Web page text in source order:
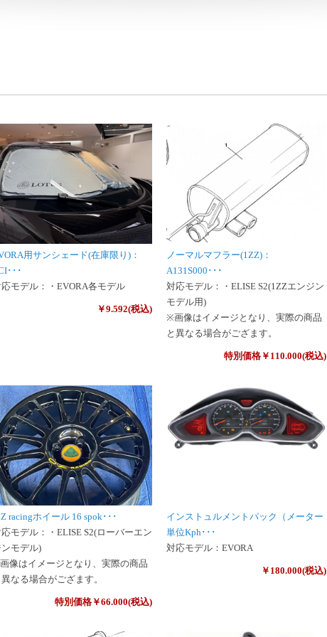
用サンシェード(在庫限り)：
･･･
モデル：・EVORA各モデル
￥9.592(税込)
ノーマルマフラー(1ZZ)：
A131S000･･･
対応モデル：・ELISE S2(1ZZエンジン
モデル用)
※画像はイメージとなり、実際の商品
と異なる場合がござます。
特別価格￥110.000(税込)
racingホイール 16 spok･･･
モデル：・ELISE S2(ローバーエン
モデル)
像はイメージとなり、実際の商品
なる場合がござます。
特別価格￥66.000(税込)
インストュルメントパック（メーター
単位Kph･･･
対応モデル：EVORA
￥180.000(税込)